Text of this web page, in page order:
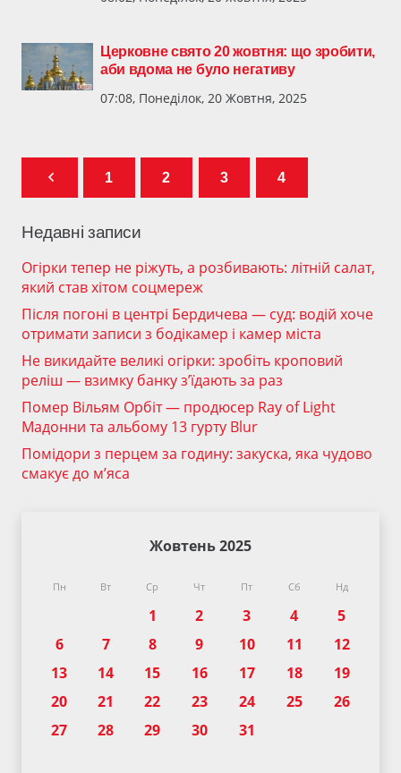
Церковне свято 20 жовтня: що зробити,
аби вдома не було негативу
07:08, Понеділок, 20 Жовтня, 2025
1 2 3 4
Недавні записи
Огірки тепер не ріжуть, а розбивають: літній салат,
який став хітом соцмереж
Після погоні в центрі Бердичева — суд: водій хоче
отримати записи з бодікамер і камер міста
Не викидайте великі огірки: зробіть кроповий
реліш — взимку банку з’їдають за раз
Помер Вільям Орбіт — продюсер Ray of Light
Мадонни та альбому 13 гурту Blur
Помідори з перцем за годину: закуска, яка чудово
смакує до м’яса
Жовтень 2025
Пн Вт Ср Чт Пт Сб Нд
1 2 3 4
5
6
7 8 9 10 11
12
13
14 15 16 17 18
19
20
21 22 23 24 25
26
27
28 29 30 31